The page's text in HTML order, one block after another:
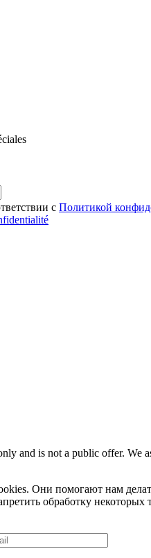
с Политикой
and is not a public offer. We
Они помогают нам
обработку некоторых